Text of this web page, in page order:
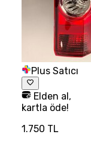
Plus Satıcı
Elden al,
kartla öde!
1.750 TL